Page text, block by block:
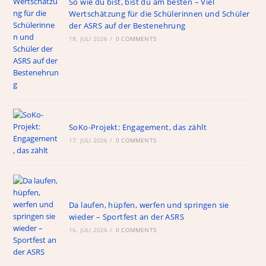
Wertschätzung für die Schülerinnen und Schüler
der ASRS auf der Bestenehrung
18. JULI 2026 / 0 COMMENTS
SoKo-Projekt: Engagement, das zählt
17. JULI 2026 / 0 COMMENTS
Da laufen, hüpfen, werfen und springen sie
wieder – Sportfest an der ASRS
16. JULI 2026 / 0 COMMENTS